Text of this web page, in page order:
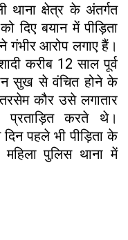
थाना क्षेत्र के अंतर्गत
दिए बयान में पीड़िता
गंभीर आरोप लगाए हैं।
करीब 12 साल पूर्व
सुख से वंचित होने के
कौर उसे लगातार
करते थे।
दिन पहले भी पीड़िता के
पुलिस थाना में